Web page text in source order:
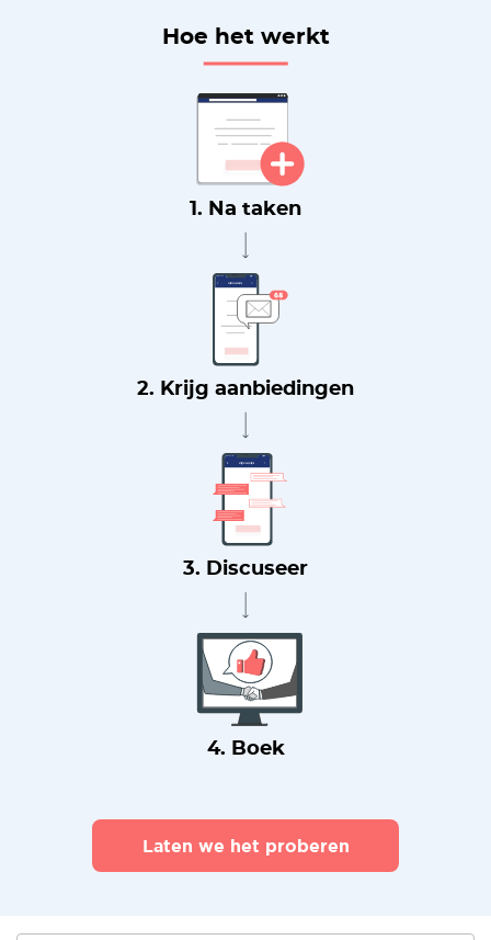
Hoe het werkt
1. Na taken
2. Krijg aanbiedingen
3. Discuseer
4. Boek
Laten we het proberen